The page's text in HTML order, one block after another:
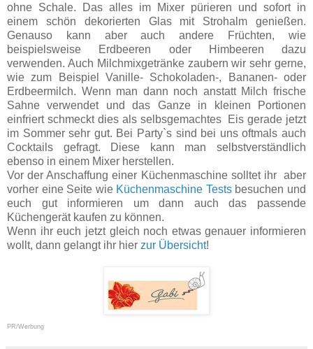
ohne Schale. Das alles im Mixer pürieren und sofort in
einem schön dekorierten Glas mit Strohalm genießen.
Genauso kann aber auch andere Früchten, wie
beispielsweise Erdbeeren oder Himbeeren dazu
verwenden. Auch Milchmixgetränke zaubern wir sehr gerne,
wie zum Beispiel Vanille- Schokoladen-, Bananen- oder
Erdbeermilch. Wenn man dann noch anstatt Milch frische
Sahne verwendet und das Ganze in kleinen Portionen
einfriert schmeckt dies als selbsgemachtes Eis gerade jetzt
im Sommer sehr gut. Bei Party`s sind bei uns oftmals auch
Cocktails gefragt. Diese kann man selbstverständlich
ebenso in einem Mixer herstellen.
Vor der Anschaffung einer Küchenmaschine solltet ihr aber
vorher eine Seite wie Küchenmaschine Testsbesuchen und
euch gut informieren um dann auch das passende
Küchengerät kaufen zu können.
Wenn ihr euch jetzt gleich noch etwas genauer informieren
wollt, dann gelangt ihr hier zur Übersicht!
PR/Werbung